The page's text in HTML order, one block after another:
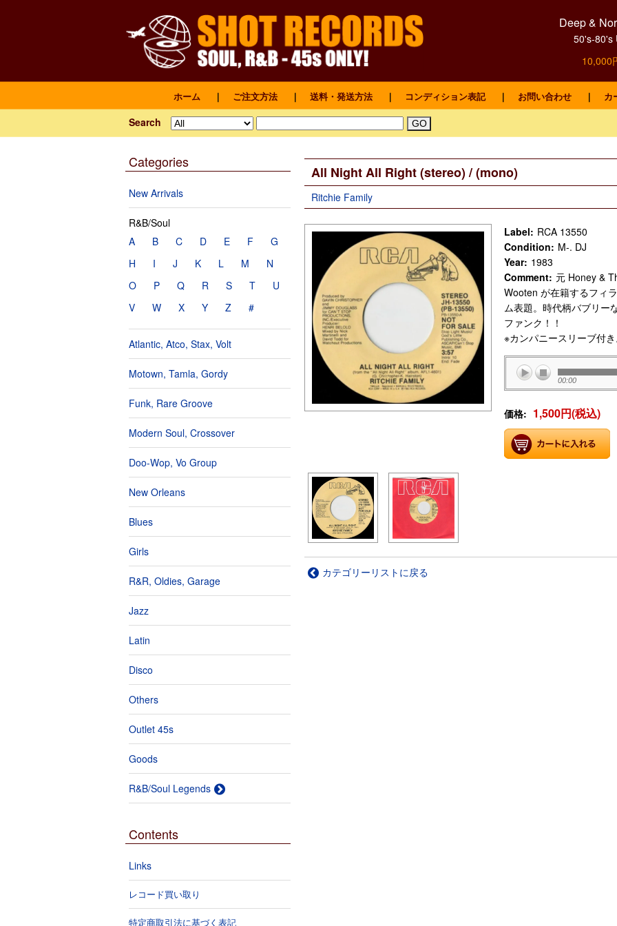
Deep &
50's-80's
10,000
ホーム ｜ ご注文方法 ｜ 送料・発送方法 ｜ コンディション表記 ｜ お問い合わせ ｜ カ
Search
Categories
New Arrivals
R&B/Soul
A
B C D E F
G
H
I J K L M
N
O
P Q R S T
U
V
W X Y Z #
Atlantic, Atco, Stax, Volt
Motown, Tamla, Gordy
Funk, Rare Groove
Modern Soul, Crossover
Doo-Wop, Vo Group
New Orleans
Blues
Girls
R&R, Oldies, Garage
Jazz
Latin
Disco
Others
Outlet 45s
Goods
R&B/Soul Legends
Contents
Links
レコード買い取り
特定商取引法に基づく表記
All Night All Right (stereo) / (mono)
Ritchie Family
Label: RCA 13550
Condition: M-. DJ
Year: 1983
Comment: 元 Honey &
Wooten が在籍するフィ
ム表題。時代柄バブリー
ファンク！！
※カンパニースリーブ付き
00:00
価格: 1,500円(税込)
カテゴリーリストに戻る